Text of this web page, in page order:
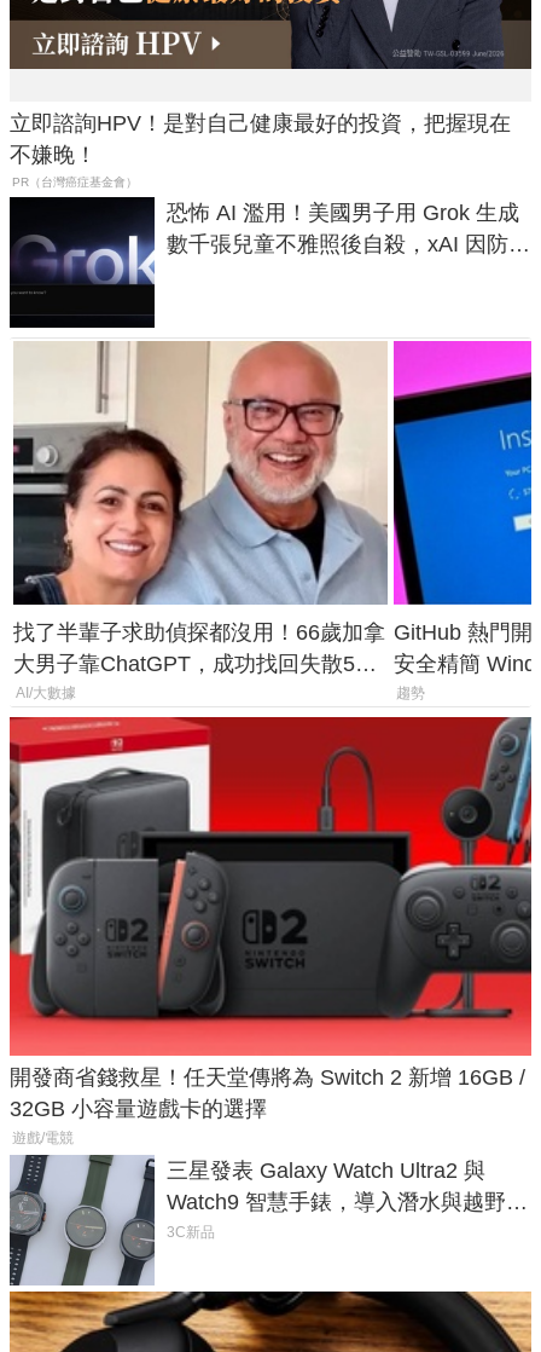
立即諮詢HPV！是對自己健康最好的投資，把握現在
不嫌晚！
PR（台灣癌症基金會）
恐怖 AI 濫用！美國男子用 Grok 生成
數千張兒童不雅照後自殺，xAI 因防護
找了半輩子求助偵探都沒用！66歲加拿
大男子靠ChatGPT，成功找回失散50
年家人
AI/大數據
GitHub 熱門開
安全精簡
後台追蹤
趨勢
開發商省錢救星！任天堂傳將為 Switch 2 新增 16GB /
32GB 小容量遊戲卡的選擇
遊戲/電競
三星發表 Galaxy Watch Ultra2 與
Watch9 智慧手錶，導入潛水與越野跑
導航功能
3C新品